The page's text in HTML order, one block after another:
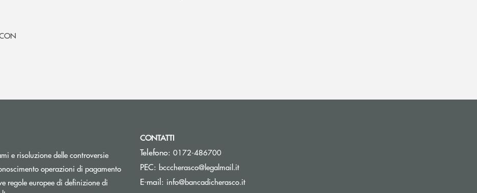
e risoluzione delle controversie
operazioni di pagamentoApre una nuova finestra
regole europee di definizione di
CONTATTI
Telefono: 0172-486700
PEC: bcccherasco@legalmail.it(si apre l’app di posta elettronica)
E-mail: info@bancadicherasco.it(si apre l’app di posta elettronica)